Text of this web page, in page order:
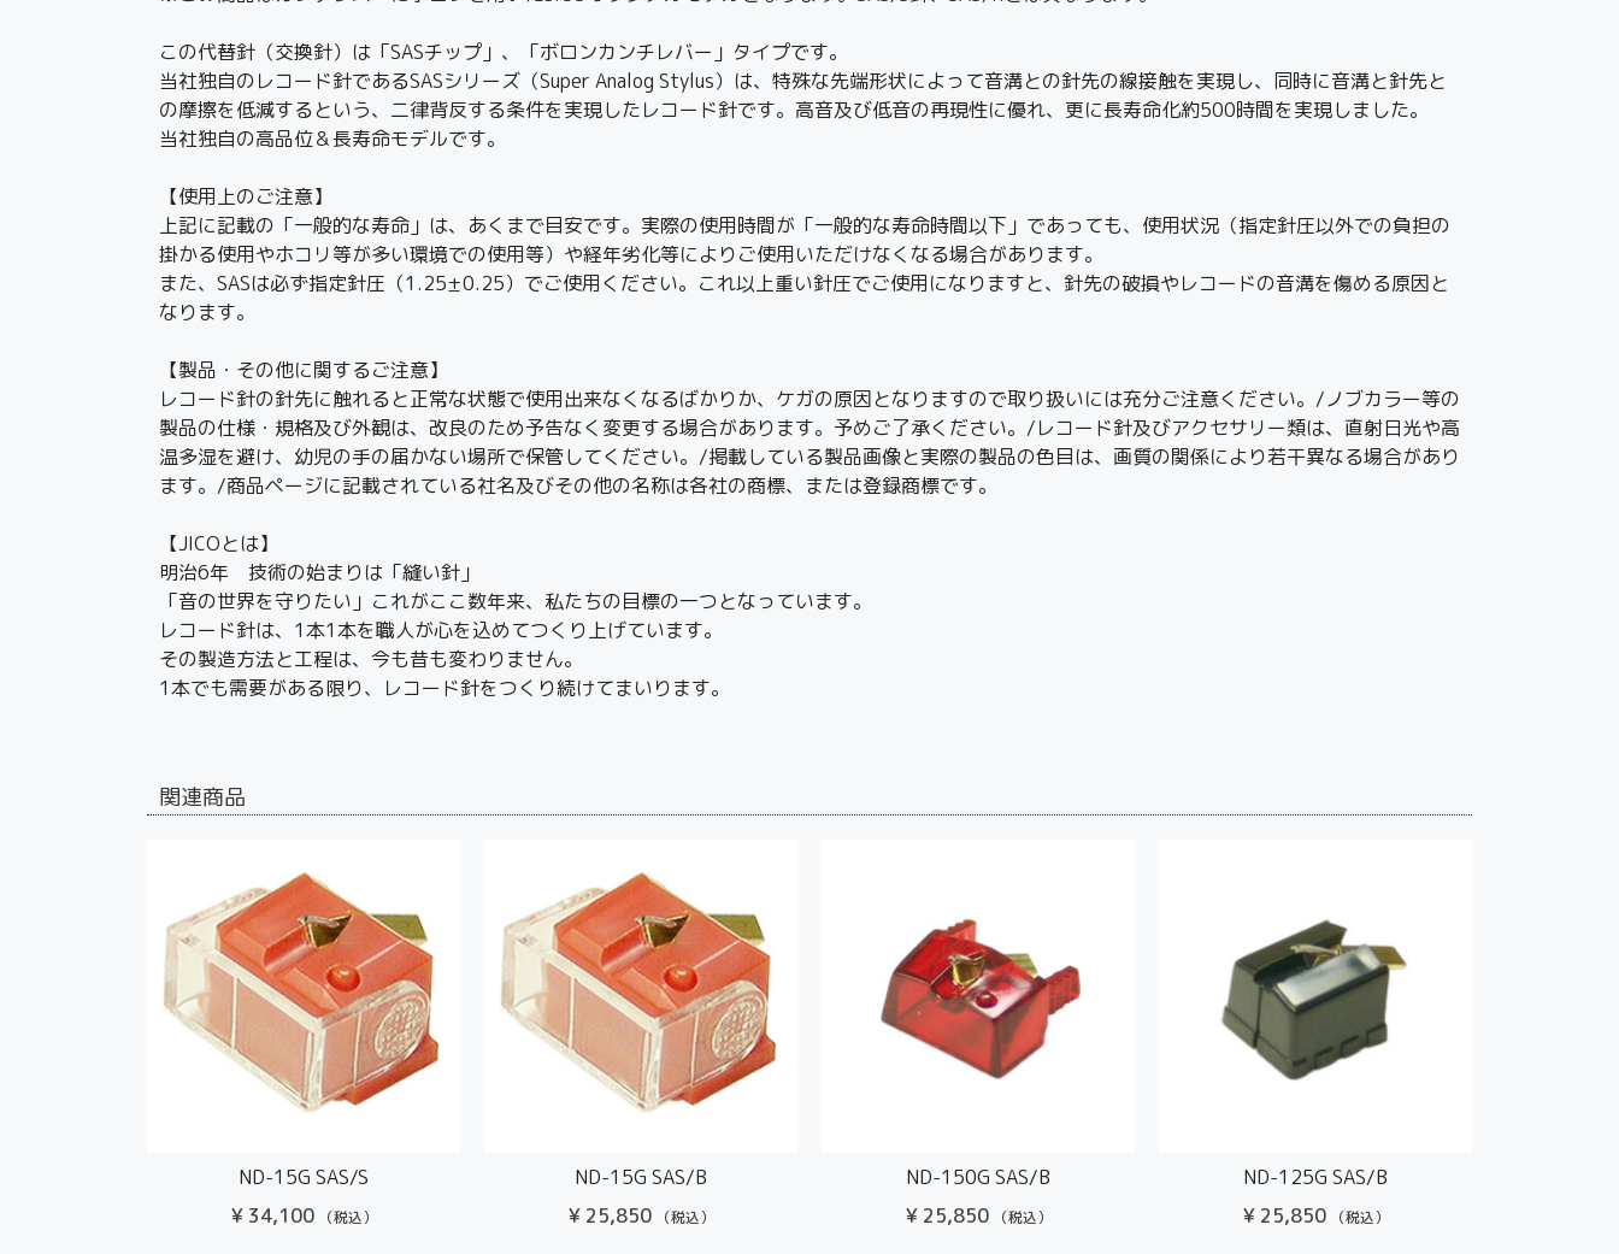
この代替針（交換針）は「SASチップ」、「ボロンカンチレバー」タイプです。
当社独自のレコード針であるSASシリーズ（Super Analog Stylus）は、特殊な先端形状によって音溝との針先の線接触を実現し、同時に音溝と針先と
の摩擦を低減するという、二律背反する条件を実現したレコード針です。高音及び低音の再現性に優れ、更に長寿命化約500時間を実現しました。
当社独自の高品位＆長寿命モデルです。
【使用上のご注意】
上記に記載の「一般的な寿命」は、あくまで目安です。実際の使用時間が「一般的な寿命時間以下」であっても、使用状況（指定針圧以外での負担の
掛かる使用やホコリ等が多い環境での使用等）や経年劣化等によりご使用いただけなくなる場合があります。
また、SASは必ず指定針圧（1.25±0.25）でご使用ください。これ以上重い針圧でご使用になりますと、針先の破損やレコードの音溝を傷める原因と
なります。
【製品・その他に関するご注意】
レコード針の針先に触れると正常な状態で使用出来なくなるばかりか、ケガの原因となりますので取り扱いには充分ご注意ください。/ノブカラー等の
製品の仕様・規格及び外観は、改良のため予告なく変更する場合があります。予めご了承ください。/レコード針及びアクセサリー類は、直射日光や高
温多湿を避け、幼児の手の届かない場所で保管してください。/掲載している製品画像と実際の製品の色目は、画質の関係により若干異なる場合があり
ます。/商品ページに記載されている社名及びその他の名称は各社の商標、または登録商標です。
【JICOとは】
明治6年 技術の始まりは「縫い針」
「音の世界を守りたい」これがここ数年来、私たちの目標の一つとなっています。
レコード針は、1本1本を職人が心を込めてつくり上げています。
その製造方法と工程は、今も昔も変わりません。
1本でも需要がある限り、レコード針をつくり続けてまいります。
関連商品
ND-15G SAS/S
¥34,100 （税込）
ND-15G SAS/B
¥25,850 （税込）
ND-150G SAS/B
¥25,850 （税込）
ND-125G SAS/B
¥25,850 （税込）